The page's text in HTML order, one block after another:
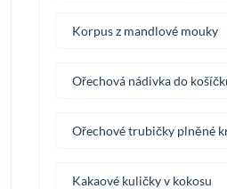
Korpus z mandlové mouky
Ořechová nádivka do
Ořechové trubičky plněné
Kakaové kuličky v kokosu